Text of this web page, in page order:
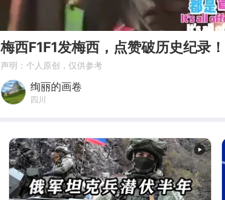
00:00
梅西F1F1发梅西，点赞破历史纪录
声明：个人原创，仅供参考
绚丽的画卷
四川